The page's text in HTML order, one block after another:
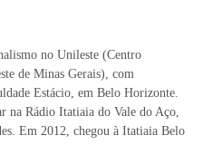
no Unileste (Centro
de Minas Gerais), com
Estácio, em Belo Horizonte.
na Rádio Itatiaia do Vale do Aço,
Em 2012, chegou à Itatiaia Belo